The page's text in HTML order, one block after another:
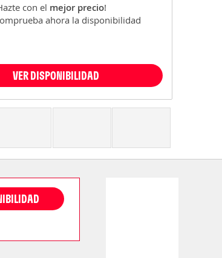
con el mejor precio!
ahora la disponibilidad
VER DISPONIBILIDAD